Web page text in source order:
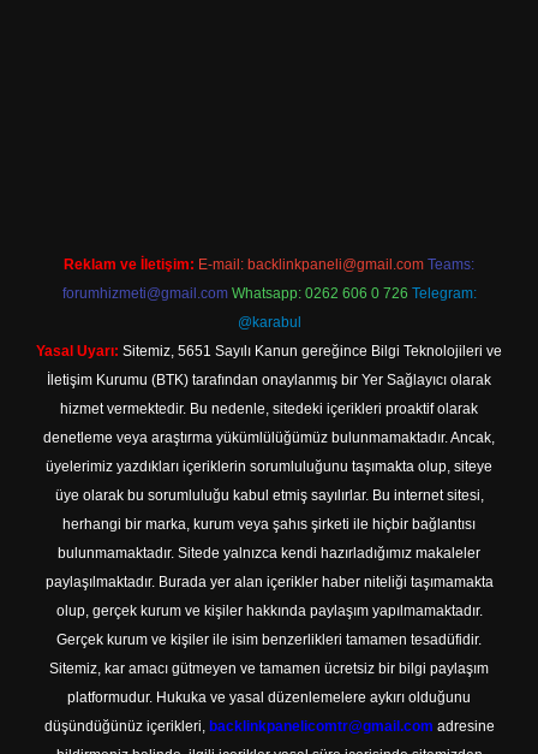
Reklam ve İletişim: E-mail: backlinkpaneli@gmail.com Teams:
forumhizmeti@gmail.com Whatsapp: 0262 606 0 726 Telegram:
@karabul
Yasal Uyarı: Sitemiz, 5651 Sayılı Kanun gereğince Bilgi Teknolojileri ve
İletişim Kurumu (BTK) tarafından onaylanmış bir Yer Sağlayıcı olarak
hizmet vermektedir. Bu nedenle, sitedeki içerikleri proaktif olarak
denetleme veya araştırma yükümlülüğümüz bulunmamaktadır. Ancak,
üyelerimiz yazdıkları içeriklerin sorumluluğunu taşımakta olup, siteye
üye olarak bu sorumluluğu kabul etmiş sayılırlar. Bu internet sitesi,
herhangi bir marka, kurum veya şahıs şirketi ile hiçbir bağlantısı
bulunmamaktadır. Sitede yalnızca kendi hazırladığımız makaleler
paylaşılmaktadır. Burada yer alan içerikler haber niteliği taşımamakta
olup, gerçek kurum ve kişiler hakkında paylaşım yapılmamaktadır.
Gerçek kurum ve kişiler ile isim benzerlikleri tamamen tesadüfidir.
Sitemiz, kar amacı gütmeyen ve tamamen ücretsiz bir bilgi paylaşım
platformudur. Hukuka ve yasal düzenlemelere aykırı olduğunu
düşündüğünüz içerikleri, backlinkpanelicomtr@gmail.com adresine